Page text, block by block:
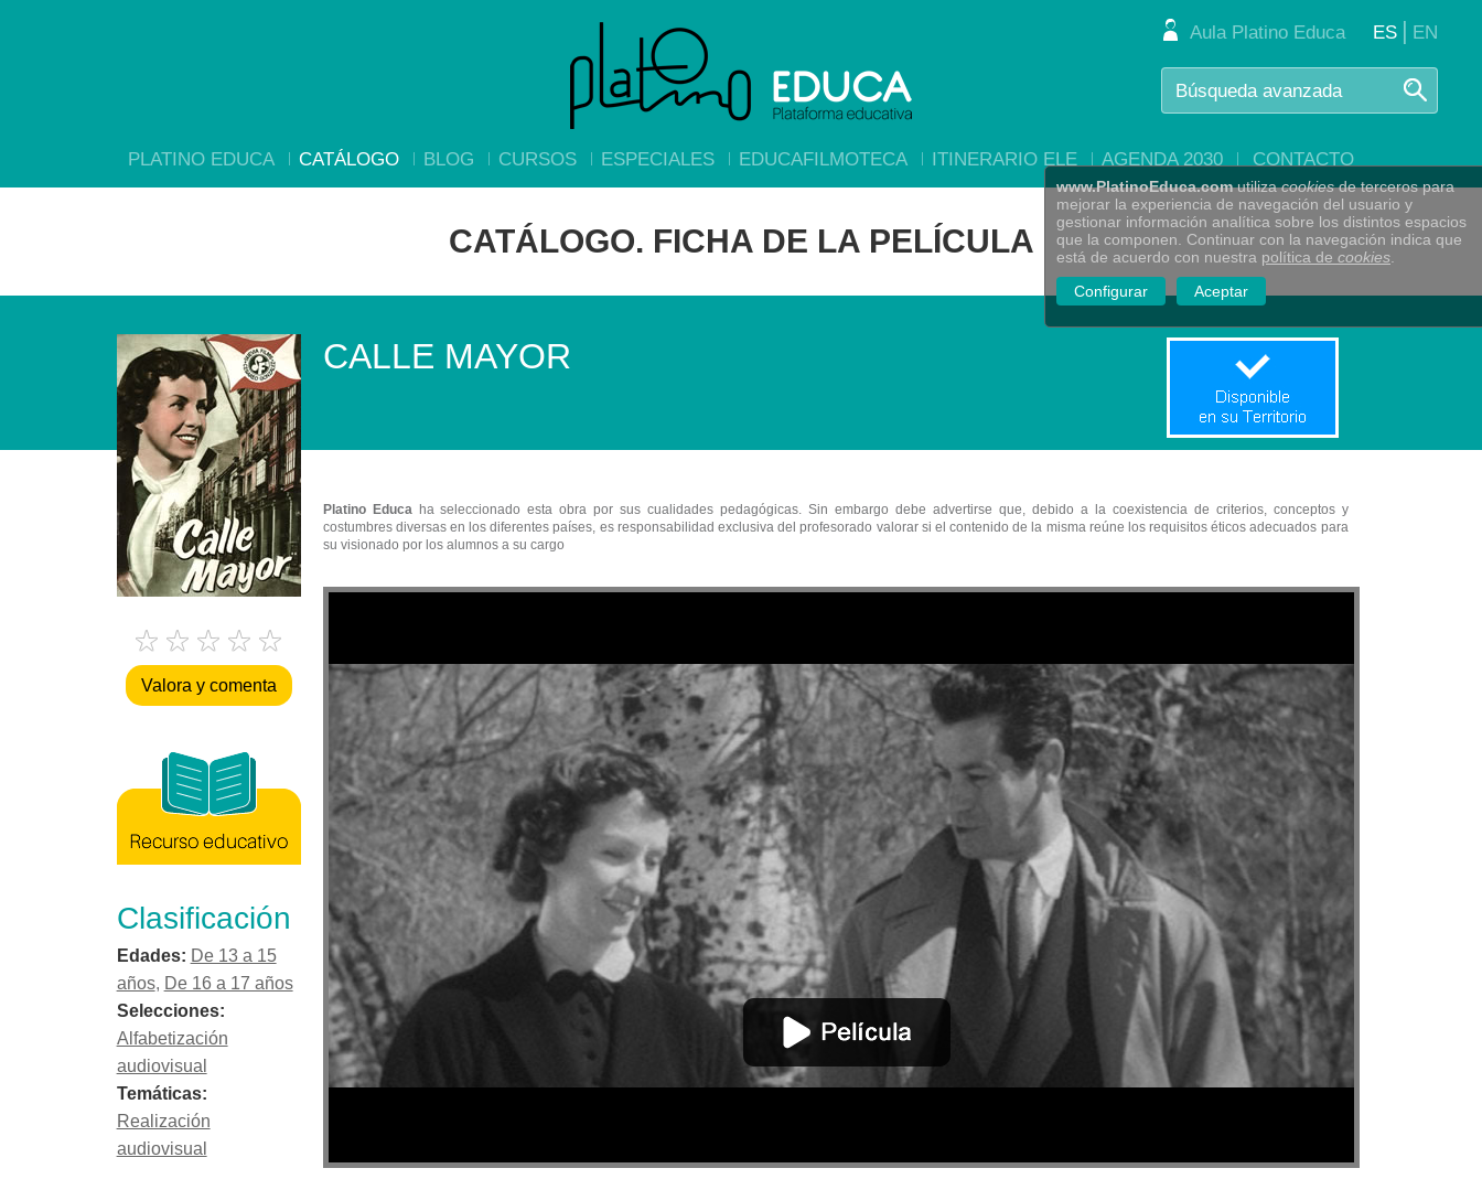
www.PlatinoEduca.comutilizacookiesde terceros para
mejorar la experiencia de navegación del usuario y
gestionar información analítica sobre los distintos espacios
que la componen. Continuar con la navegación indica que
está de acuerdo con nuestra política de cookies
Configurar
Aceptar
ES | EN
Aula Platino Educa
PLATINO EDUCA CATÁLOGO BLOG CURSOS ESPECIALES EDUCAFILMOTECA ITINERARIO ELE AGENDA 2030 CONTACTO
CATÁLOGO. FICHA DE LA PELÍCULA
Valora y comenta
Clasificación
Edades: De 13 a 15
años, De 16 a 17 años
Selecciones:
Alfabetización
audiovisual
Temáticas:
Realización
audiovisual
CALLE MAYOR
Platino Educaha seleccionado esta obra por sus cualidades pedagógicas. Sin embargo debe advertirse que, debido a la coexistencia de criterios, conceptos y
costumbres diversas en los diferentes países, es responsabilidad exclusiva del profesorado valorar si el contenido de la misma reúne los requisitos éticos adecuados para
su visionado por los alumnos a su cargo